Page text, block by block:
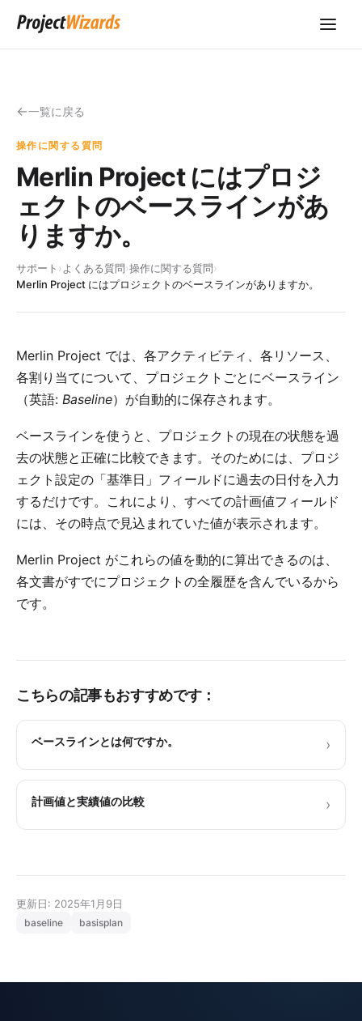
一覧に戻る
操作に関する質問
Merlin Project にはプロジ
ェクトのベースラインがあ
りますか。
サポート › よくある質問›操作に関する質問›
Merlin Project にはプロジェクトのベースラインがありますか。
Merlin Project では、各アクティビティ、各リソース、
各割り当てについて、プロジェクトごとにベースライン
（英語: Baseline）が自動的に保存されます。
ベースラインを使うと、プロジェクトの現在の状態を過
去の状態と正確に比較できます。そのためには、プロジ
ェクト設定の「基準日」フィールドに過去の日付を入力
するだけです。これにより、すべての計画値フィールド
には、その時点で見込まれていた値が表示されます。
Merlin Project がこれらの値を動的に算出できるのは、
各文書がすでにプロジェクトの全履歴を含んでいるから
です。
こちらの記事もおすすめです：
ベースラインとは何ですか。 ›
計画値と実績値の比較 ›
更新日: 2025年1月9日
baseline basisplan